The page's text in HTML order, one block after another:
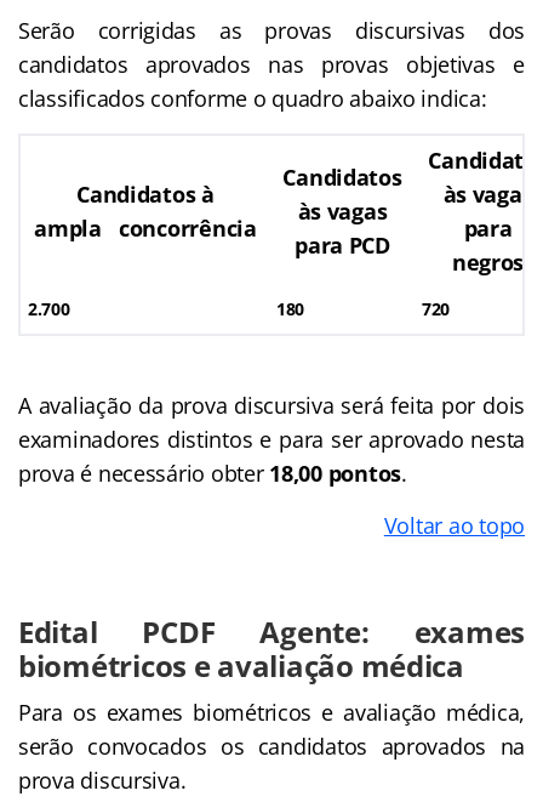
Serão corrigidas as provas discursivas dos
candidatos aprovados nas provas objetivas e
classificados conforme o quadro abaixo indica:
Candidatos à
ampla concorrência
Candidatos
às vagas
para PCD
às vagas
para
negros
2.700 180 720
A avaliação da prova discursiva será feita por dois
examinadores distintos e para ser aprovado nesta
prova é necessário obter 18,00 pontos.
Voltar ao topo
Edital PCDF Agente: exames
biométricos e avaliação médica
Para os exames biométricos e avaliação médica,
serão convocados os candidatos aprovados na
prova discursiva.